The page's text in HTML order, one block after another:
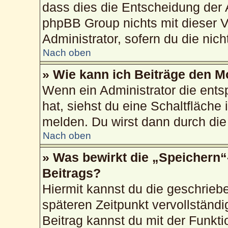
dass dies die Entscheidung
phpBB Group nichts mit dieser
Administrator, sofern du die
Nach oben
» Wie kann ich Beiträge den
Wenn ein Administrator die
hat, siehst du eine
melden. Du wirst dann durch
Nach oben
» Was bewirkt die
Beitrags?
Hiermit kannst du die
späteren Zeitpunkt
Beitrag kannst du mit der